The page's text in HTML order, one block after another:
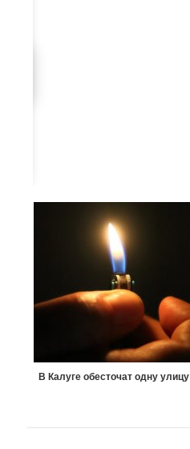
В Калуге обесточат одну улицу